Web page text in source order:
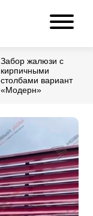
Забор жалюзи с
кирпичными
столбами вариант
«Модерн»